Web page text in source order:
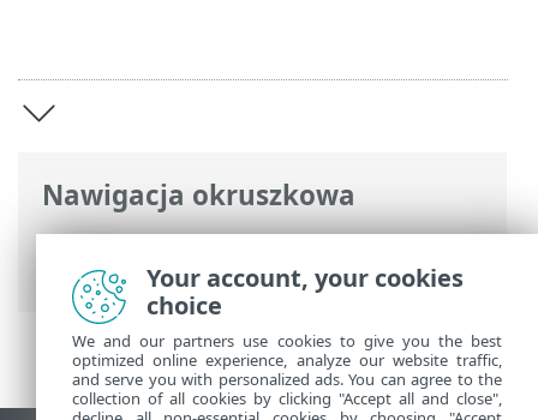
Nawigacja okruszkowa
Pomoc online ESET>ESET Endpoint
Security >Przegląd
Your account, your cookies
choice
We and our partners use cookies to give you the best
optimized online experience, analyze our website traffic,
and serve you with personalized ads. You can agree to the
collection of all cookies by clicking "Accept all and close",